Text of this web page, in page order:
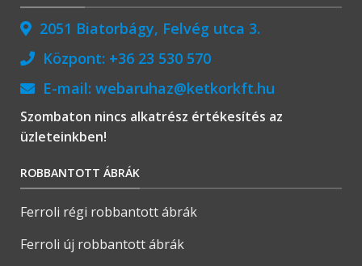
2051 Biatorbágy, Felvég utca 3.
Központ: +36 23 530 570
E-mail: webaruhaz@ketkorkft.hu
Szombaton nincs alkatrész értékesítés az
üzleteinkben!
ROBBANTOTT ÁBRÁK
Ferroli régi robbantott ábrák
Ferroli új robbantott ábrák